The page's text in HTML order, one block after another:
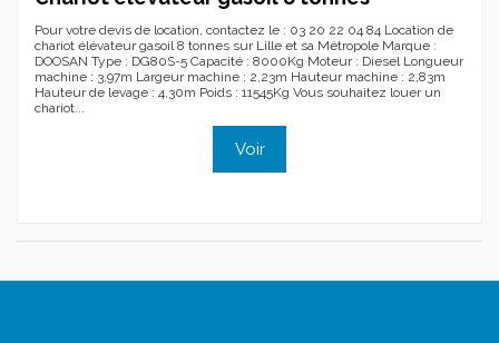
Pour votre devis de location, contactez le : 03 20 22 04 84 Location de
chariot élévateur gasoil 8 tonnes sur Lille et sa Métropole Marque :
DOOSAN Type : DG80S-5 Capacité : 8000Kg Moteur : Diesel Longueur
machine : 3,97m Largeur machine : 2,23m Hauteur machine : 2,83m
Hauteur de levage : 4,30m Poids : 11545Kg Vous souhaitez louer un
chariot...
Voir